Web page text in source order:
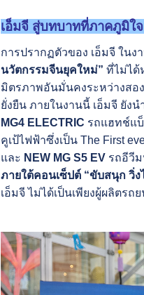
เอ็มจี สู่บทบาทที่ภาคภูมิใ
การปรากฏตัวของ เอ็มจี ในง
นวัตกรรมจีนยุคใหม่” ที่ไม่ได้
มิตรภาพอันมั่นคงระหว่างส
ยั่งยืน ภายในงานนี้ เอ็มจี ยัง
MG4 ELECTRIC รถแฮทช์แ
คูเป้ไฟฟ้าซึ่งเป็น The First
และ NEW MG S5 EVรถอีวีม
ภายใต้คอนเซ็ปต์ “ขับสนุก วิ่
เอ็มจี ไม่ได้เป็นเพียงผู้ผลิตร